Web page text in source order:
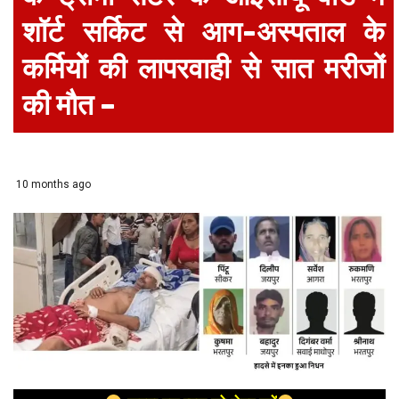
शॉर्ट सर्किट से आग-अस्पताल के
कर्मियों की लापरवाही से सात मरीजों
की मौत –
10 months ago